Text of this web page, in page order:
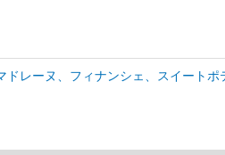
ドレーヌ、フィナンシェ、スイートポ